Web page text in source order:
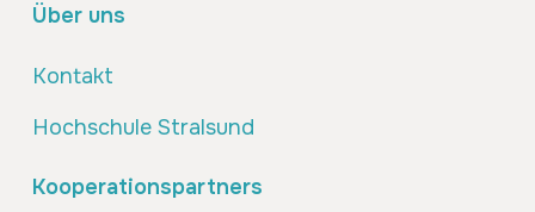
Über uns
Kontakt
Hochschule Stralsund
Kooperationspartners